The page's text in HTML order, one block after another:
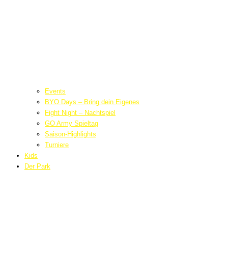
Events
BYO Days – Bring dein Eigenes
Fight Night – Nachtspiel
GO Army Spieltag
Saison-Highlights
Turniere
Kids
Der Park